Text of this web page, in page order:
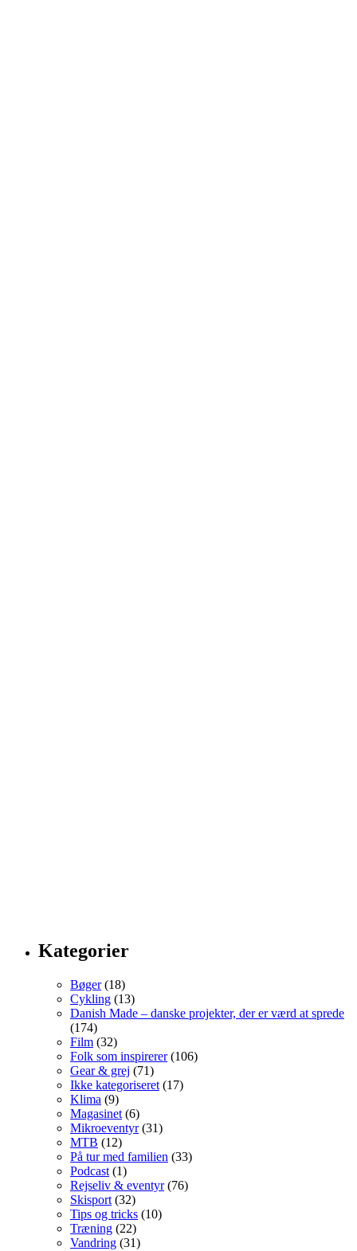
Kategorier
Bøger(18)
Cykling (13)
Danish Made – danske projekter, der er værd at sprede
(174)
Film (32)
Folk som inspirerer(106)
Gear & grej (71)
Ikke kategoriseret (17)
Klima (9)
Magasinet (6)
Mikroeventyr(31)
MTB (12)
På tur med familien (33)
Podcast (1)
Rejseliv & eventyr(76)
Skisport (32)
Tips og tricks (10)
Træning (22)
Vandring (31)